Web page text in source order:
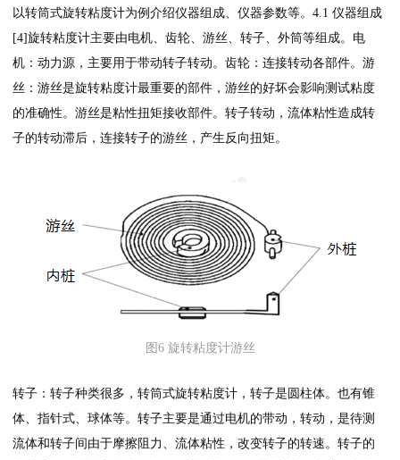
以转筒式旋转粘度计为例介绍仪器组成、仪器参数等。4.1 仪器组成
[4]旋转粘度计主要由电机、齿轮、游丝、转子、外筒等组成。电
机：动力源，主要用于带动转子转动。齿轮：连接转动各部件。游
丝：游丝是旋转粘度计最重要的部件，游丝的好坏会影响测试粘度
的准确性。游丝是粘性扭矩接收部件。转子转动，流体粘性造成转
子的转动滞后，连接转子的游丝，产生反向扭矩。
图6 旋转粘度计游丝
转子：转子种类很多，转筒式旋转粘度计，转子是圆柱体。也有锥
体、指针式、球体等。转子主要是通过电机的带动，转动，是待测
流体和转子间由于摩擦阻力、流体粘性，改变转子的转速。转子的